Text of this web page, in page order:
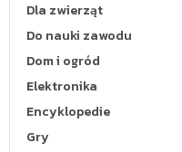
Dla zwierząt
Do nauki zawodu
Dom i ogród
Elektronika
Encyklopedie
Gry